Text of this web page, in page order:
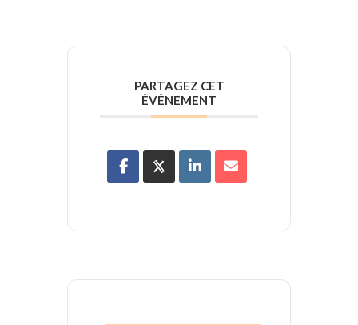
PARTAGEZ CET
ÉVÉNEMENT